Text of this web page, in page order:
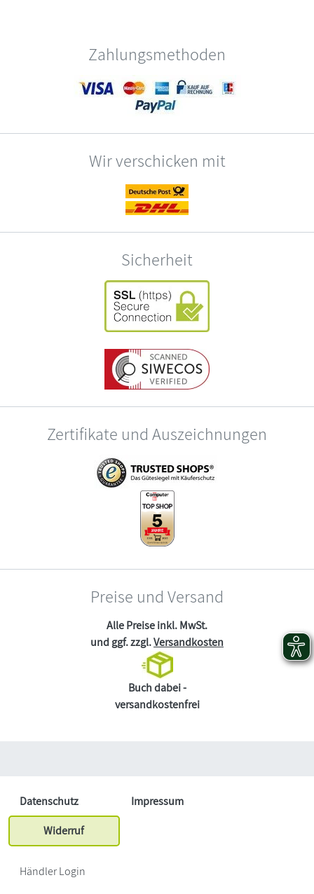
Zahlungsmethoden
Wir verschicken mit
Sicherheit
Zertifikate und Auszeichnungen
Preise und Versand
Alle Preise inkl. MwSt.
und ggf. zzgl.Versandkosten
Buch dabei -
versandkostenfrei
Datenschutz
Impressum
Widerruf
Händler Login